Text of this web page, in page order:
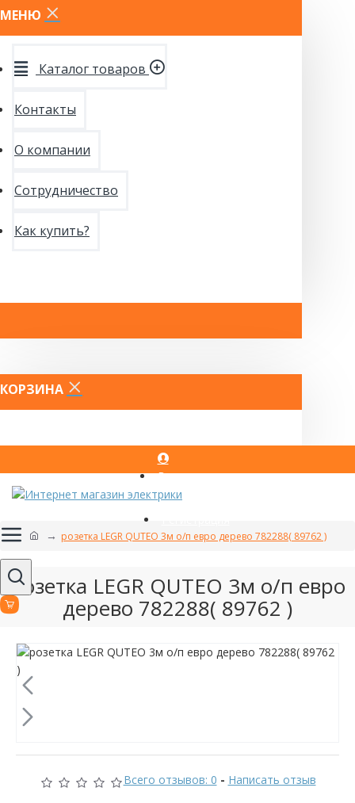
МЕНЮ
Каталог товаров
Контакты
О компании
Сотрудничество
Как купить?
КОРЗИНА
Вход
розетка LEGR QUTEO 3м о/п евро дерево 782288( 89762 )
розетка LEGR QUTEO 3м о/п евро
дерево 782288( 89762 )
Всего отзывов: 0 - Написать отзыв